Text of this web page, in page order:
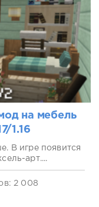
на мебель
1.16
В игре появится
арт....
2 008